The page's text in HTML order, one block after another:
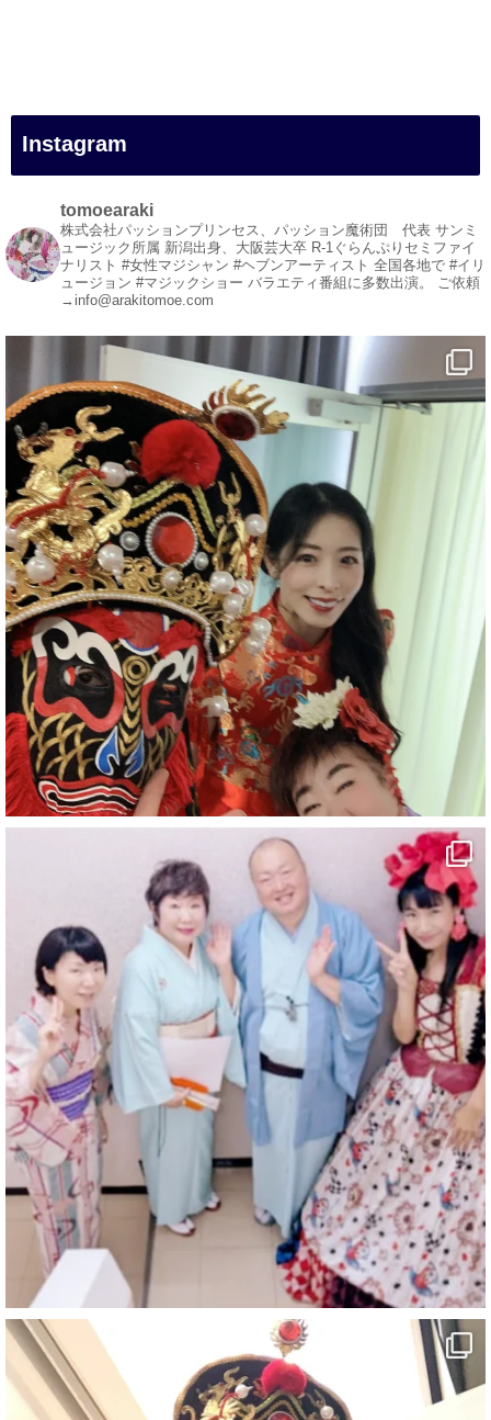
#白浜町
#変面ショー
#イベント
#宴会
#余興
1 5 X
マジシャン派遣 パッションプリンセス【公式】
@comedy_illusion · 5 8月
お疲れ様です
YouTubeを更新しました
https://youtu.be/9Vo2WgtDLME @YouTube
#企業公式がお疲れ様を言い合う
#チャンネル登録おねがいします
#愛媛県
#新居浜市
#幸福駅
#別子銅山
#鉱山観光列車
#四国
#愛媛観光
#旅行
#旅行動画
#一人旅
#観光スポット
#旅行好きと繋がりたい
7 X
マジシャン派遣 パッションプリンセス【公式】
@comedy_illusion · 4 8月
お疲れ様です
ブログ更新しました
「マジシャン和歌山旅 白浜町・三段壁洞窟」
#企業公式がお疲れ様を言い合う
#旅行好きな人と繋がりたい
#一人旅
#女性マジシャン
#出張マジック
#マジシャン派遣
#イリュージョン
#和歌山県
Instagram
tomoearaki
株式会社パッションプリンセス、パッション魔術団 代表 サンミ
ュージック所属 新潟出身、大阪芸大卒 R-1ぐらんぷりセミファイ
ナリスト #女性マジシャン #ヘブンアーティスト 全国各地で #イリ
ュージョン #マジックショー バラエティ番組に多数出演。 ご依頼
→info@arakitomoe.com